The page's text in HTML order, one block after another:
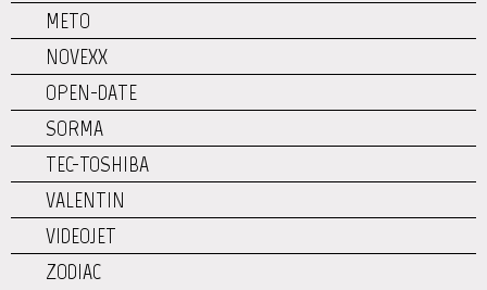
METO
NOVEXX
OPEN-DATE
SORMA
TEC-TOSHIBA
VALENTIN
VIDEOJET
ZODIAC